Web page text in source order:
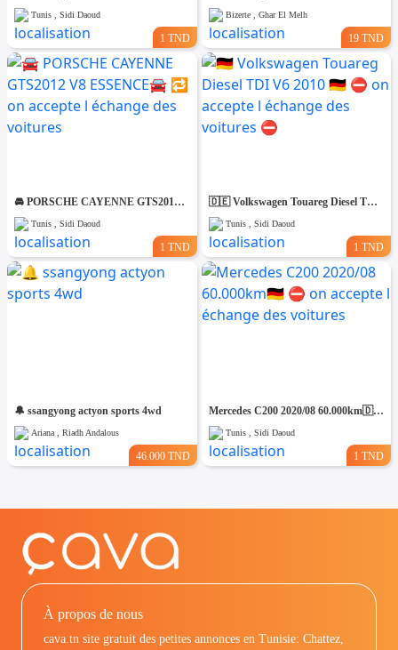
Tunis , Sidi Daoud
1 TND
Bizerte , Ghar El Melh
19 TND
🚘 PORSCHE CAYENNE GTS2012 V8 ESSENCE🚘 🔁 on accepte l échange des voitures
Tunis , Sidi Daoud
1 TND
🇩🇪 Volkswagen Touareg Diesel TDI V6 2010 🇩🇪 ⛔️ on accepte l échange des voitures ⛔️
Tunis , Sidi Daoud
1 TND
🔔 ssangyong actyon sports 4wd
Ariana , Riadh Andalous
46.000 TND
Mercedes C200 2020/08 60.000km🇩🇪 ⛔️ on accepte l échange des voitures
Tunis , Sidi Daoud
1 TND
À propos de nous
cava.tn site gratuit des petites annonces en Tunisie: Chattez,